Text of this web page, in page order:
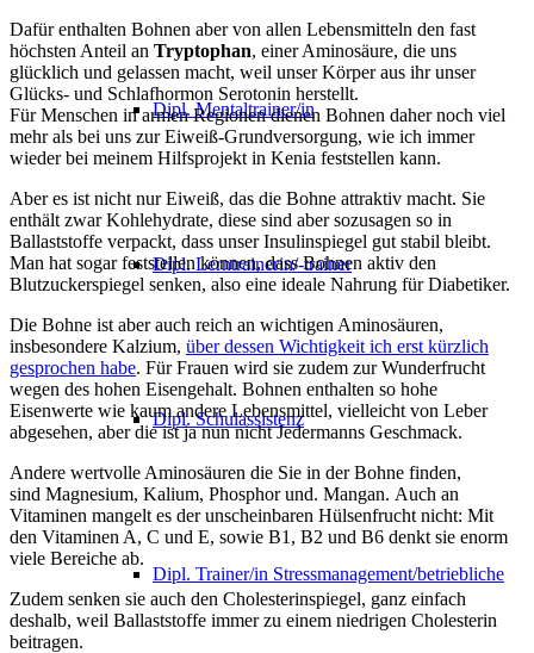
Dipl. Mentaltrainer/in
Dipl. Lerntrainerin/-trainer
Dipl. Schulassistenz
Dipl. Trainer/in Stressmanagement/betriebliche
Dafür enthalten Bohnen aber von allen Lebensmitteln den fast
höchsten Anteil an Tryptophan, einer Aminosäure, die uns
glücklich und gelassen macht, weil unser Körper aus ihr unser
Glücks- und Schlafhormon Serotonin herstellt.
Für Menschen in armen Regionen dienen Bohnen daher noch viel
mehr als bei uns zur Eiweiß-Grundversorgung, wie ich immer
wieder bei meinem Hilfsprojekt in Kenia feststellen kann.
Aber es ist nicht nur Eiweiß, das die Bohne attraktiv macht. Sie
enthält zwar Kohlehydrate, diese sind aber sozusagen so in
Ballaststoffe verpackt, dass unser Insulinspiegel gut stabil bleibt.
Man hat sogar feststellen können, dass Bohnen aktiv den
Blutzuckerspiegel senken, also eine ideale Nahrung für Diabetiker.
Die Bohne ist aber auch reich an wichtigen Aminosäuren,
insbesondere Kalzium, über dessen Wichtigkeit ich erst kürzlich
gesprochen habe. Für Frauen wird sie zudem zur Wunderfrucht
wegen des hohen Eisengehalt. Bohnen enthalten so hohe
Eisenwerte wie kaum andere Lebensmittel, vielleicht von Leber
abgesehen, aber die ist ja nun nicht Jedermanns Geschmack.
Andere wertvolle Aminosäuren die Sie in der Bohne finden,
sind Magnesium, Kalium, Phosphor und. Mangan. Auch an
Vitaminen mangelt es der unscheinbaren Hülsenfrucht nicht: Mit
den Vitaminen A, C und E, sowie B1, B2 und B6 denkt sie enorm
viele Bereiche ab.
Zudem senken sie auch den Cholesterinspiegel, ganz einfach
deshalb, weil Ballaststoffe immer zu einem niedrigen Cholesterin
beitragen.